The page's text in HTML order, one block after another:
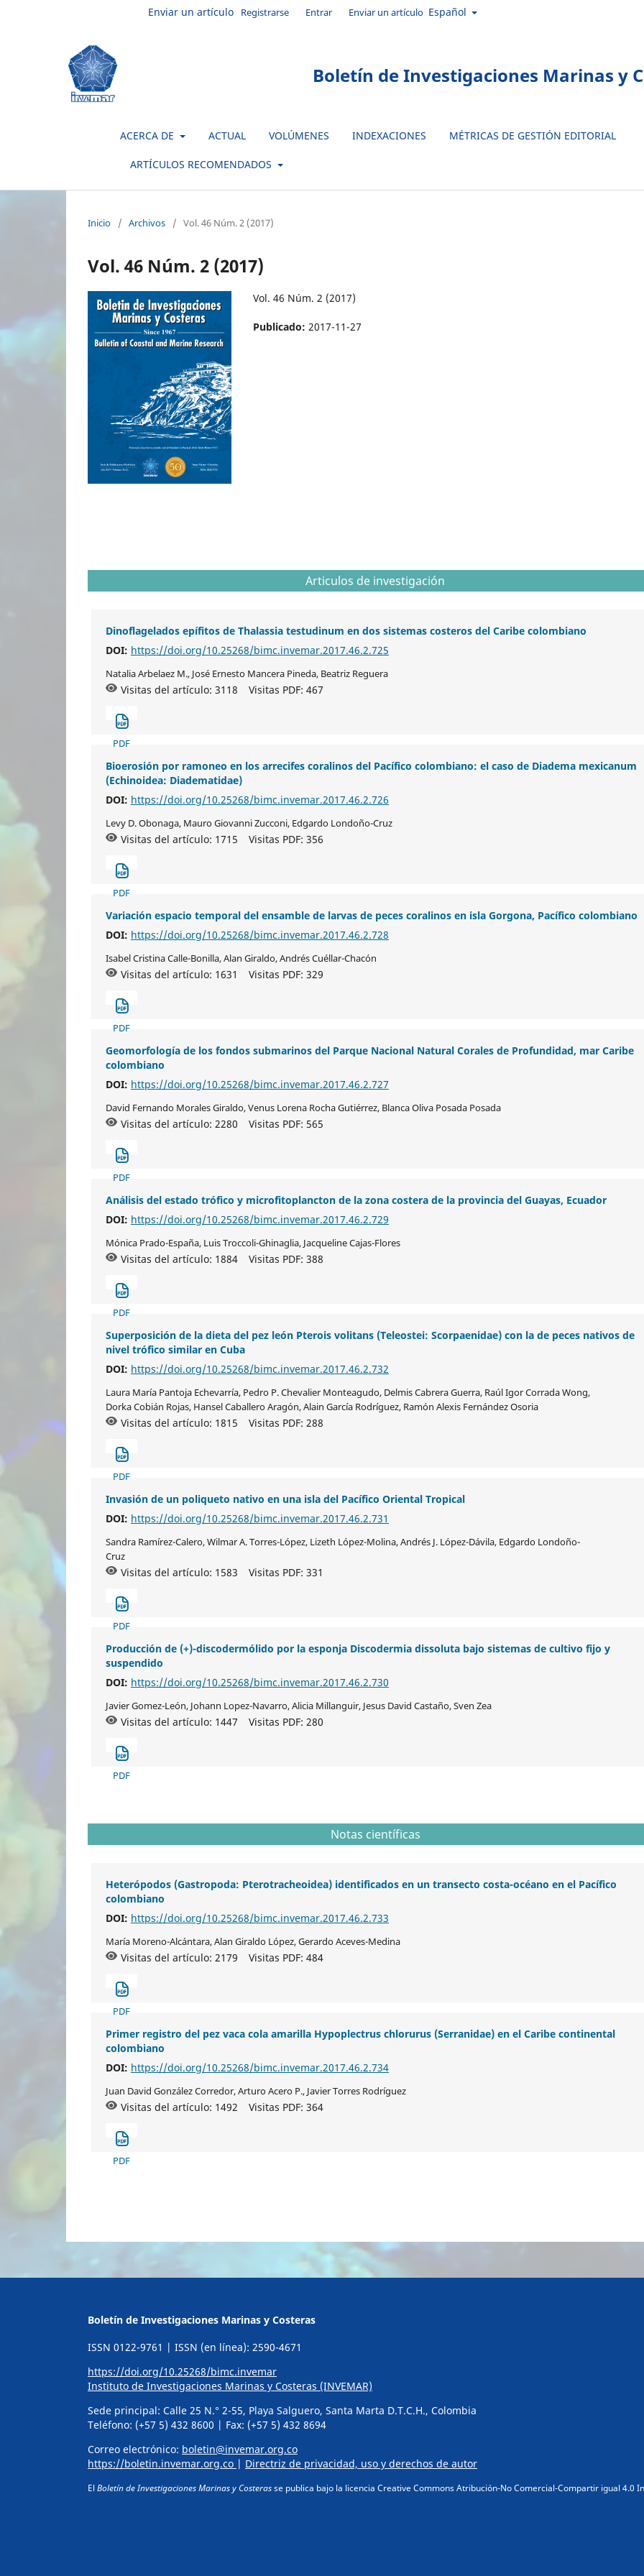
Boletín de Investigaciones Marinas y
ACERCA DE ACTUAL VOLÚMENES INDEXACIONES MÉTRICAS DE GESTIÓN EDITORIAL
ARTÍCULOS RECOMENDADOS
Enviar un artículo Registrarse Entrar Enviar un artículo Idioma
Español
Inicio / Archivos / Vol. 46 Núm. 2 (2017)
Vol. 46 Núm. 2 (2017)
Vol. 46 Núm. 2 (2017)
Publicado: 2017-11-27
Articulos de investigación
Dinoflagelados epífitos de Thalassia testudinum en dos sistemas costeros del Caribe colombiano
DOI: https://doi.org/10.25268/bimc.invemar.2017.46.2.725
Natalia Arbelaez M., José Ernesto Mancera Pineda, Beatriz Reguera
Visitas del artículo: 3118 Visitas PDF: 467
PDF
Bioerosión por ramoneo en los arrecifes coralinos del Pacífico colombiano: el caso de Diadema mexicanum
(Echinoidea: Diadematidae)
DOI: https://doi.org/10.25268/bimc.invemar.2017.46.2.726
Levy D. Obonaga, Mauro Giovanni Zucconi, Edgardo Londoño-Cruz
Visitas del artículo: 1715 Visitas PDF: 356
PDF
Variación espacio temporal del ensamble de larvas de peces coralinos en isla Gorgona, Pacífico colombiano
DOI: https://doi.org/10.25268/bimc.invemar.2017.46.2.728
Isabel Cristina Calle-Bonilla, Alan Giraldo, Andrés Cuéllar-Chacón
Visitas del artículo: 1631 Visitas PDF: 329
PDF
Geomorfología de los fondos submarinos del Parque Nacional Natural Corales de Profundidad, mar Caribe
colombiano
DOI: https://doi.org/10.25268/bimc.invemar.2017.46.2.727
David Fernando Morales Giraldo, Venus Lorena Rocha Gutiérrez, Blanca Oliva Posada Posada
Visitas del artículo: 2280 Visitas PDF: 565
PDF
Análisis del estado trófico y microfitoplancton de la zona costera de la provincia del Guayas, Ecuador
DOI: https://doi.org/10.25268/bimc.invemar.2017.46.2.729
Mónica Prado-España, Luis Troccoli-Ghinaglia, Jacqueline Cajas-Flores
Visitas del artículo: 1884 Visitas PDF: 388
PDF
Superposición de la dieta del pez león Pterois volitans (Teleostei: Scorpaenidae) con la de peces nativos de
nivel trófico similar en Cuba
DOI: https://doi.org/10.25268/bimc.invemar.2017.46.2.732
Laura María Pantoja Echevarría, Pedro P. Chevalier Monteagudo, Delmis Cabrera Guerra, Raúl Igor Corrada Wong,
Dorka Cobián Rojas, Hansel Caballero Aragón, Alain García Rodríguez, Ramón Alexis Fernández Osoria
Visitas del artículo: 1815 Visitas PDF: 288
PDF
Invasión de un poliqueto nativo en una isla del Pacífico Oriental Tropical
DOI: https://doi.org/10.25268/bimc.invemar.2017.46.2.731
Sandra Ramírez-Calero, Wilmar A. Torres-López, Lizeth López-Molina, Andrés J. López-Dávila, Edgardo Londoño-
Cruz
Visitas del artículo: 1583 Visitas PDF: 331
PDF
Producción de (+)-discodermólido por la esponja Discodermia dissoluta bajo sistemas de cultivo fijo y
suspendido
DOI: https://doi.org/10.25268/bimc.invemar.2017.46.2.730
Javier Gomez-León, Johann Lopez-Navarro, Alicia Millanguir, Jesus David Castaño, Sven Zea
Visitas del artículo: 1447 Visitas PDF: 280
PDF
Notas científicas
Heterópodos (Gastropoda: Pterotracheoidea) identificados en un transecto costa-océano en el Pacífico
colombiano
DOI: https://doi.org/10.25268/bimc.invemar.2017.46.2.733
María Moreno-Alcántara, Alan Giraldo López, Gerardo Aceves-Medina
Visitas del artículo: 2179 Visitas PDF: 484
PDF
Primer registro del pez vaca cola amarilla Hypoplectrus chlorurus (Serranidae) en el Caribe continental
colombiano
DOI: https://doi.org/10.25268/bimc.invemar.2017.46.2.734
Juan David González Corredor, Arturo Acero P., Javier Torres Rodríguez
Visitas del artículo: 1492 Visitas PDF: 364
PDF
Boletín de Investigaciones Marinas y Costeras
ISSN 0122-9761 | ISSN (en línea): 2590-4671
https://doi.org/10.25268/bimc.invemar
Instituto de Investigaciones Marinas y Costeras (INVEMAR)
Sede principal: Calle 25 N.° 2-55, Playa Salguero, Santa Marta D.T.C.H., Colombia
Teléfono: (+57 5) 432 8600 | Fax: (+57 5) 432 8694
Correo electrónico: boletin@invemar.org.co
https://boletin.invemar.org.co | Directriz de privacidad, uso y derechos de autor
El Boletín de Investigaciones Marinas y Costerasse publica bajo la licencia Creative Commons Atribución-No Comercial-Compartir igual 4.0